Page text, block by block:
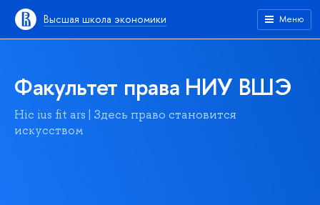
Высшая школа экономики Меню
Факультет права НИУ ВШЭ
Hic ius fit ars | Здесь право становится
искусством